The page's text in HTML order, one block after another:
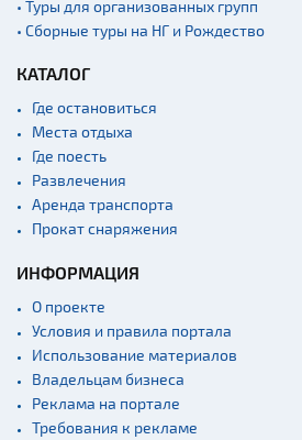
• Туры для организованных групп
• Сборные туры на НГ и Рождество
КАТАЛОГ
Где остановиться
Места отдыха
Где поесть
Развлечения
Аренда транспорта
Прокат снаряжения
ИНФОРМАЦИЯ
О проекте
Условия и правила портала
Использование материалов
Владельцам бизнеса
Реклама на портале
Требования к рекламе